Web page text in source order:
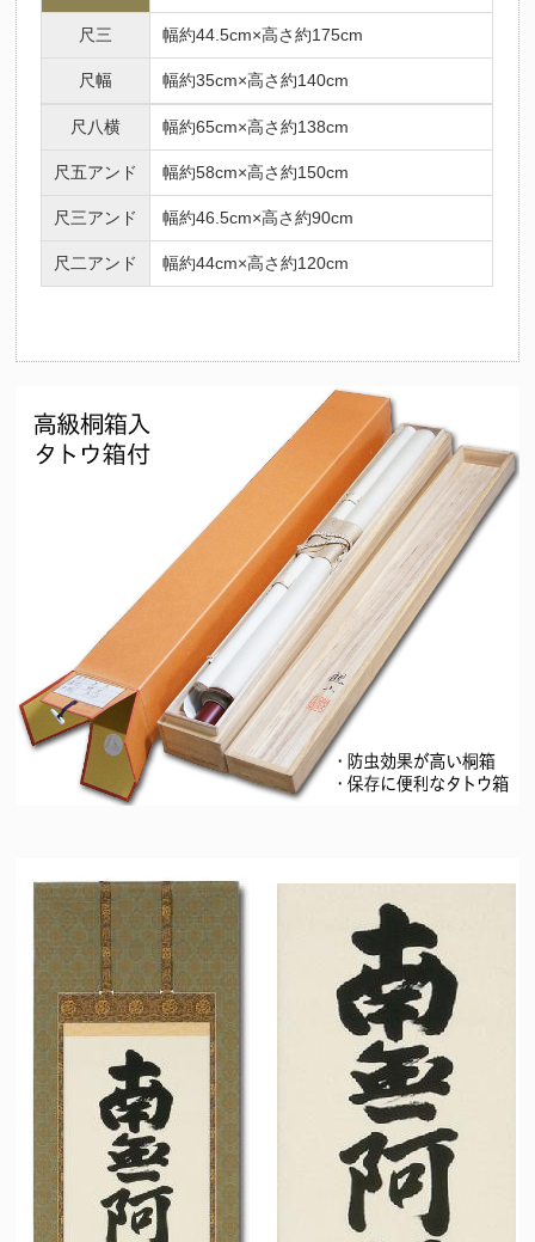
尺三 幅約44.5cm×高さ約175cm
尺幅 幅約35cm×高さ約140cm
尺八横 幅約65cm×高さ約138cm
尺五アンド 幅約58cm×高さ約150cm
尺三アンド 幅約46.5cm×高さ約90cm
尺二アンド 幅約44cm×高さ約120cm